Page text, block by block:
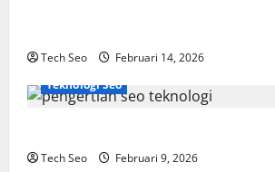
Tech Seo
Februari 14, 2026
Teknologi Seo
Tech Seo
Februari 9, 2026